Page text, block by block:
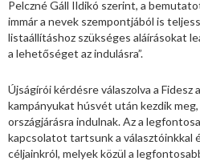
Pelczné Gáll Ildikó szerint, a
immár a nevek szempontjából is
listaállításhoz szükséges aláírásokat
a lehetőséget az indulásra”.
Újságírói kérdésre válaszolva a
kampányukat húsvét után kezdik
országjárásra indulnak. Az a
kapcsolatot tartsunk a választóinkkal
céljainkról, melyek közül a